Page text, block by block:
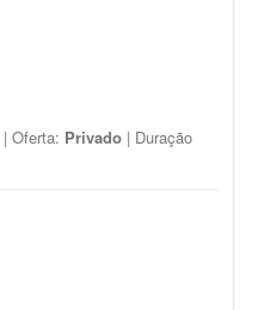
| Oferta: Privado | Duração